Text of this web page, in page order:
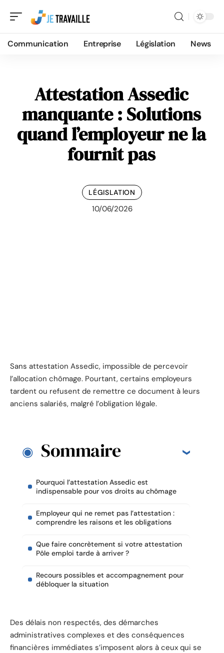
Communication Entreprise Législation News
Attestation Assedic
manquante : Solutions
quand l’employeur ne la
fournit pas
LÉGISLATION
10/06/2026
Sans attestation Assedic, impossible de percevoir
l’allocation chômage. Pourtant, certains employeurs
tardent ou refusent de remettre ce document à leurs
anciens salariés, malgré l’obligation légale.
Sommaire
Pourquoi l’attestation Assedic est
indispensable pour vos droits au chômage
Employeur qui ne remet pas l’attestation :
comprendre les raisons et les obligations
Que faire concrètement si votre attestation
Pôle emploi tarde à arriver ?
Recours possibles et accompagnement pour
débloquer la situation
Des délais non respectés, des démarches
administratives complexes et des conséquences
financières immédiates s’imposent alors à ceux qui se